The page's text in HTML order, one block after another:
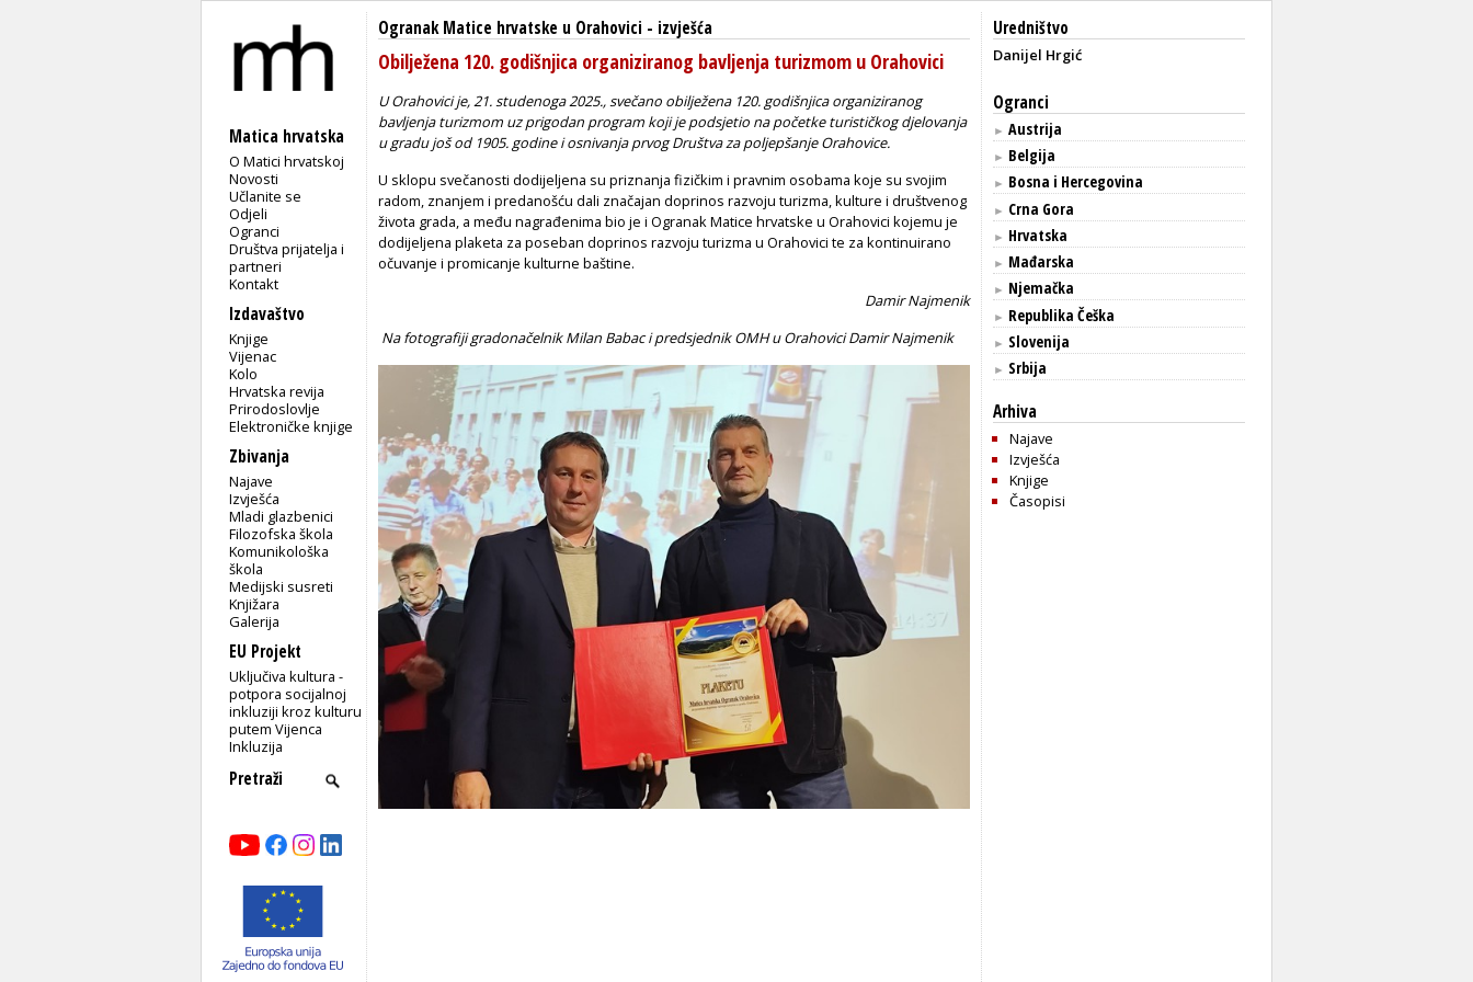
Matica hrvatska
O Matici hrvatskoj
Novosti
Učlanite se
Odjeli
Ogranci
Društva prijatelja i
partneri
Kontakt
Izdavaštvo
Knjige
Vijenac
Kolo
Hrvatska revija
Prirodoslovlje
Elektroničke knjige
Zbivanja
Najave
Izvješća
Mladi glazbenici
Filozofska škola
Komunikološka
škola
Medijski susreti
Knjižara
Galerija
EU Projekt
Uključiva kultura -
potpora socijalnoj
inkluziji kroz kulturu
putem Vijenca
Inkluzija
Ogranak Matice hrvatske u Orahovici - izvješća
Obilježena 120. godišnjica organiziranog bavljenja turizmom u Orahovici
U Orahovici je, 21. studenoga 2025., svečano obilježena 120. godišnjica organiziranog
bavljenja turizmom uz prigodan program koji je podsjetio na početke turističkog djelovanja
u gradu još od 1905. godine i osnivanja prvog Društva za poljepšanje Orahovice.
U sklopu svečanosti dodijeljena su priznanja fizičkim i pravnim osobama koje su svojim
radom, znanjem i predanošću dali značajan doprinos razvoju turizma, kulture i društvenog
života grada, a među nagrađenima bio je i Ogranak Matice hrvatske u Orahovici kojemu je
dodijeljena plaketa za poseban doprinos razvoju turizma u Orahovici te za kontinuirano
očuvanje i promicanje kulturne baštine.
Damir Najmenik
Na fotografiji gradonačelnik Milan Babac i predsjednik OMH u Orahovici Damir Najmenik
Uredništvo
Danijel Hrgić
Ogranci
► Austrija
► Belgija
► Bosna i Hercegovina
► Crna Gora
► Hrvatska
► Mađarska
► Njemačka
► Republika Češka
► Slovenija
► Srbija
Arhiva
Najave
Izvješća
Knjige
Časopisi